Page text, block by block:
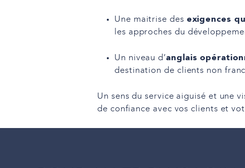
Une maitrise des exigences
les approches du
Un niveau d’anglais
destination de clients non
Un sens du service aiguisé et une
de confiance avec vos clients et